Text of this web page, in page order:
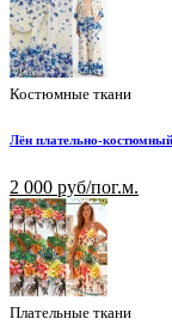
Костюмные ткани
Лён плательно-
2 000 руб/пог.м.
Плательные ткани